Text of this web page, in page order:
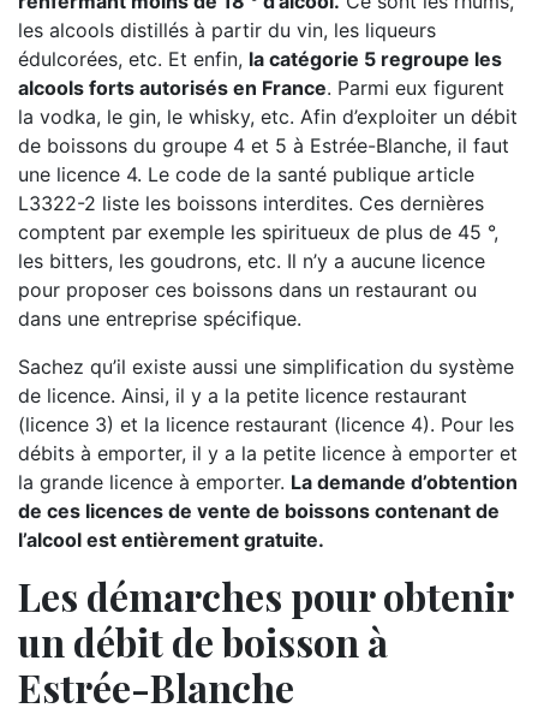
les alcools distillés à partir du vin, les liqueurs
édulcorées, etc. Et enfin, la catégorie 5 regroupe les
alcools forts autorisés en France. Parmi eux figurent
la vodka, le gin, le whisky, etc. Afin d’exploiter un débit
de boissons du groupe 4 et 5 à Estrée-Blanche, il faut
une licence 4. Le code de la santé publique article
L3322-2 liste les boissons interdites. Ces dernières
comptent par exemple les spiritueux de plus de 45 °,
les bitters, les goudrons, etc. Il n’y a aucune licence
pour proposer ces boissons dans un restaurant ou
dans une entreprise spécifique.
Sachez qu’il existe aussi une simplification du système
de licence. Ainsi, il y a la petite licence restaurant
(licence 3) et la licence restaurant (licence 4). Pour les
débits à emporter, il y a la petite licence à emporter et
la grande licence à emporter. La demande d’obtention
de ces licences de vente de boissons contenant de
l’alcool est entièrement gratuite.
Les démarches pour obtenir
un débit de boisson à
Estrée-Blanche